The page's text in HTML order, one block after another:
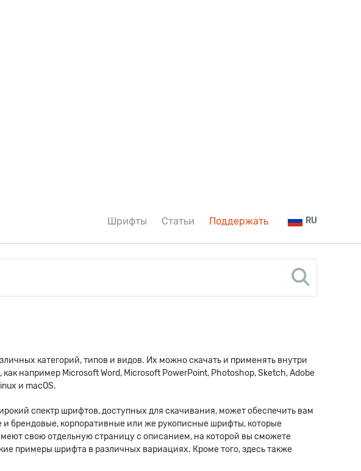
Шрифты Статьи Поддержать RU
категорий, типов и видов. Их можно скачать и применять внутри
например Microsoft Word, Microsoft PowerPoint, Photoshop, Sketch, Adobe
и macOS.
спектр шрифтов, доступных для скачивания, может обеспечить вам
брендовые, корпоративные или же рукописные шрифты, которые
свою отдельную страницу с описанием, на которой вы сможете
примеры шрифта в различных вариациях. Кроме того, здесь также